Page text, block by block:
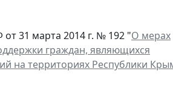
31 марта 2014 г. № 192 "О мерах
граждан, являющихся
на территориях Республики